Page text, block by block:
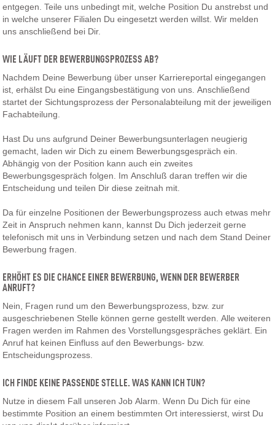
entgegen. Teile uns unbedingt mit, welche Position Du anstrebst und
in welche unserer Filialen Du eingesetzt werden willst. Wir melden
uns anschließend bei Dir.
WIE LÄUFT DER BEWERBUNGSPROZESS AB?
Nachdem Deine Bewerbung über unser Karriereportal eingegangen
ist, erhälst Du eine Eingangsbestätigung von uns. Anschließend
startet der Sichtungsprozess der Personalabteilung mit der jeweiligen
Fachabteilung.
Hast Du uns aufgrund Deiner Bewerbungsunterlagen neugierig
gemacht, laden wir Dich zu einem Bewerbungsgespräch ein.
Abhängig von der Position kann auch ein zweites
Bewerbungsgespräch folgen. Im Anschluß daran treffen wir die
Entscheidung und teilen Dir diese zeitnah mit.
Da für einzelne Positionen der Bewerbungsprozess auch etwas mehr
Zeit in Anspruch nehmen kann, kannst Du Dich jederzeit gerne
telefonisch mit uns in Verbindung setzen und nach dem Stand Deiner
Bewerbung fragen.
ERHÖHT ES DIE CHANCE EINER BEWERBUNG, WENN DER BEWERBER
ANRUFT?
Nein, Fragen rund um den Bewerbungsprozess, bzw. zur
ausgeschriebenen Stelle können gerne gestellt werden. Alle weiteren
Fragen werden im Rahmen des Vorstellungsgespräches geklärt. Ein
Anruf hat keinen Einfluss auf den Bewerbungs- bzw.
Entscheidungsprozess.
ICH FINDE KEINE PASSENDE STELLE. WAS KANN ICH TUN?
Nutze in diesem Fall unseren Job Alarm. Wenn Du Dich für eine
bestimmte Position an einem bestimmten Ort interessierst, wirst Du